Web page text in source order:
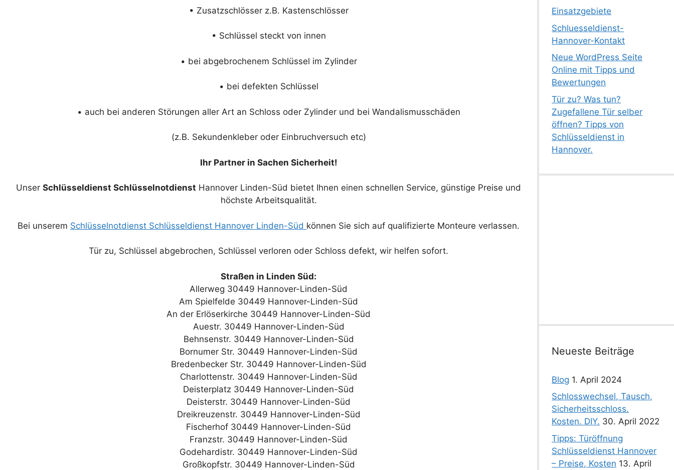
• Zusatzschlösser z.B. Kastenschlösser
• Schlüssel steckt von innen
• bei abgebrochenem Schlüssel im Zylinder
• bei defekten Schlüssel
• auch bei anderen Störungen aller Art an Schloss oder Zylinder und bei Wandalismusschäden
(z.B. Sekundenkleber oder Einbruchversuch etc)
Ihr Partner in Sachen Sicherheit!
UnserSchlüsseldienst Schlüsselnotdienst Hannover Linden-Süd bietet Ihnen einen schnellen Service, günstige Preise und
höchste Arbeitsqualität.
Bei unserem Schlüsselnotdienst Schlüsseldienst Hannover Linden-Süd können Sie sich auf qualifizierte Monteure verlassen.
Tür zu, Schlüssel abgebrochen, Schlüssel verloren oder Schloss defekt, wir helfen sofort.
Straßen in Linden Süd:
Allerweg 30449 Hannover-Linden-Süd
Am Spielfelde 30449 Hannover-Linden-Süd
An der Erlöserkirche 30449 Hannover-Linden-Süd
Auestr. 30449 Hannover-Linden-Süd
Behnsenstr. 30449 Hannover-Linden-Süd
Bornumer Str. 30449 Hannover-Linden-Süd
Bredenbecker Str. 30449 Hannover-Linden-Süd
Charlottenstr. 30449 Hannover-Linden-Süd
Deisterplatz 30449 Hannover-Linden-Süd
Deisterstr. 30449 Hannover-Linden-Süd
Dreikreuzenstr. 30449 Hannover-Linden-Süd
Fischerhof 30449 Hannover-Linden-Süd
Franzstr. 30449 Hannover-Linden-Süd
Godehardistr. 30449 Hannover-Linden-Süd
Großkopfstr. 30449 Hannover-Linden-Süd
Einsatzgebiete
Schluesseldienst-
Hannover-Kontakt
Neue WordPress Seite
Online mit Tipps und
Bewertungen
Tür zu? Was tun?
Zugefallene Tür selber
öffnen? Tipps von
Schlüsseldienst in
Hannover.
Neueste Beiträge
Blog 1. April 2024
Schlosswechsel, Tausch,
Sicherheitsschloss.
Kosten. DIY. 30. April 2022
Tipps: Türöffnung
Schlüsseldienst Hannover
– Preise, Kosten 13. April